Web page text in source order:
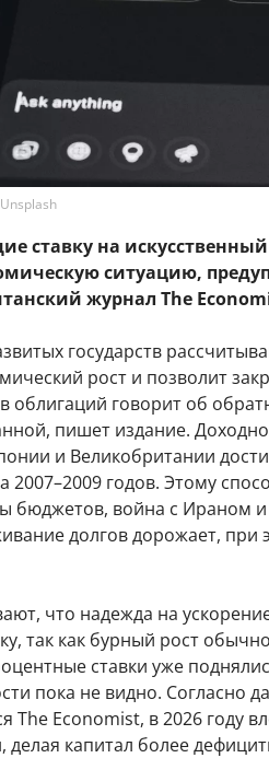
ставку на
ситуацию,
журнал The
государств
рост и позволит
облигаций говорит об
пишет издание.
и Великобритании
2007–2009 годов. Этому
бюджетов, война с Ираном
долгов дорожает, при
что надежда на
так как бурный рост
ставки уже
пока не видно. Согласно
The Economist, в 2026 году
делая капитал более